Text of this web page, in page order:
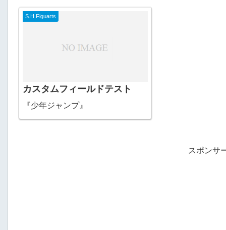
S.H.Figuarts
カスタムフィールドテスト
『少年ジャンプ』
スポンサ